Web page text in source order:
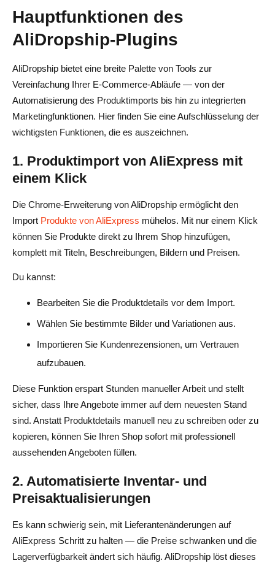
Hauptfunktionen des
AliDropship-Plugins
AliDropship bietet eine breite Palette von Tools zur
Vereinfachung Ihrer E-Commerce-Abläufe — von der
Automatisierung des Produktimports bis hin zu integrierten
Marketingfunktionen. Hier finden Sie eine Aufschlüsselung der
wichtigsten Funktionen, die es auszeichnen.
1. Produktimport von AliExpress mit
einem Klick
Die Chrome-Erweiterung von AliDropship ermöglicht den
Import Produkte von AliExpress mühelos. Mit nur einem Klick
können Sie Produkte direkt zu Ihrem Shop hinzufügen,
komplett mit Titeln, Beschreibungen, Bildern und Preisen.
Du kannst:
Bearbeiten Sie die Produktdetails vor dem Import.
Wählen Sie bestimmte Bilder und Variationen aus.
Importieren Sie Kundenrezensionen, um Vertrauen
aufzubauen.
Diese Funktion erspart Stunden manueller Arbeit und stellt
sicher, dass Ihre Angebote immer auf dem neuesten Stand
sind. Anstatt Produktdetails manuell neu zu schreiben oder zu
kopieren, können Sie Ihren Shop sofort mit professionell
aussehenden Angeboten füllen.
2. Automatisierte Inventar- und
Preisaktualisierungen
Es kann schwierig sein, mit Lieferantenänderungen auf
AliExpress Schritt zu halten — die Preise schwanken und die
Lagerverfügbarkeit ändert sich häufig. AliDropship löst dieses